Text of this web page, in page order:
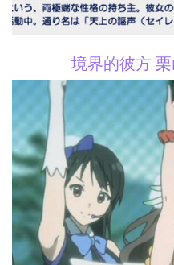
境界的彼方